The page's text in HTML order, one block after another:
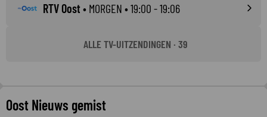
RTV Oost• MORGEN • 19:00 - 19:06
ALLE TV-UITZENDINGEN · 39
Oost Nieuws gemist